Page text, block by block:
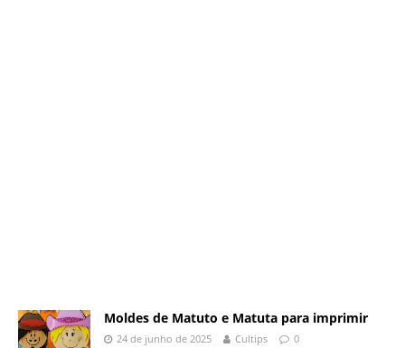
Moldes de Matuto e Matuta para imprimir
24 de junho de 2025 Cultips 0